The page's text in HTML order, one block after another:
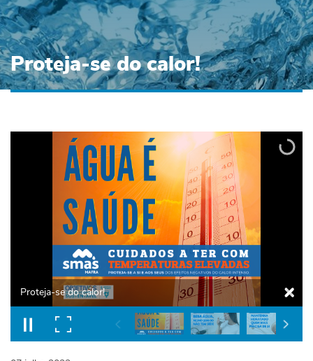
Proteja-se do calor!
Proteja-se do calor!